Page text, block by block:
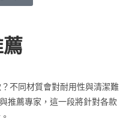
不同材質會對耐用性與清潔難
推薦專家，這一段將針對各款